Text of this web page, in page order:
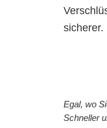
sicherer.
Egal, wo
Schneller